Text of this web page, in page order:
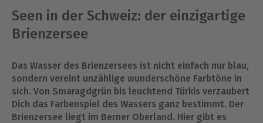
Seen in der Schweiz: der einzigartige
Brienzersee
Das Wasser des Brienzersees ist nicht einfach nur blau,
sondern vereint unzählige wunderschöne Farbtöne in
sich. Von Smaragdgrün bis leuchtend Türkis verzaubert
Dich das Farbenspiel des Wassers ganz bestimmt. Der
Brienzersee liegt im Berner Oberland. Hier gibt es